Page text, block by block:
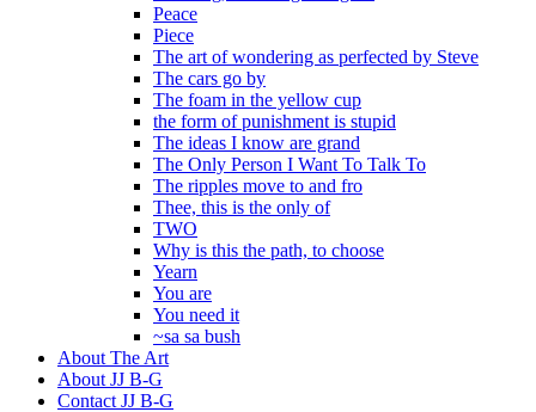
Peace
Piece
The art of wondering as perfected by Steve
The cars go by
The foam in the yellow cup
the form of punishment is stupid
The ideas I know are grand
The Only Person I Want To Talk To
The ripples move to and fro
Thee, this is the only of
TWO
Why is this the path, to choose
Yearn
You are
You need it
~sa sa bush
About The Art
About JJ B-G
Contact JJ B-G